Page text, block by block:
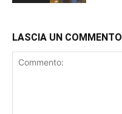
LASCIA UN COMMENTO